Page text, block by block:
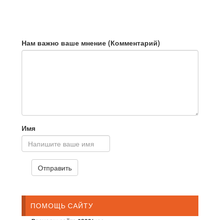
Нам важно ваше мнение (Комментарий)
Имя
ПОМОЩЬ САЙТУ